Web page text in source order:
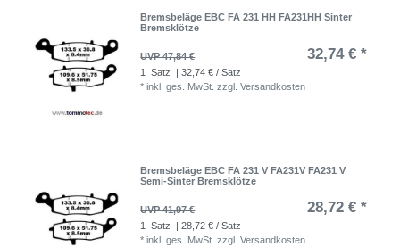
Bremsbeläge EBC FA 231 HH FA231HH Sinter
Bremsklötze
UVP 47,84 € 32,74 € *
1 Satz
| 32,74 € / Satz
*inkl. ges. MwSt. zzgl.Versandkosten
Bremsbeläge EBC FA 231 V FA231V FA231 V
Semi-Sinter Bremsklötze
UVP 41,97 € 28,72 € *
1 Satz
| 28,72 € / Satz
*inkl. ges. MwSt. zzgl.Versandkosten